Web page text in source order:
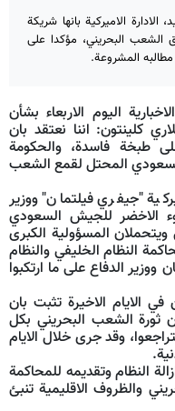
الاميركية بانها شريكة
الشعب البحريني، مؤكدا على
المشروعة.
اليوم الاربعاء بشأن
كلينتون: اننا نعتقد بان
طبخة فاسدة، والحكومة
المحتل لقمع الشعب
"جيفري فيلتمان" ووزير
الاخضر للجيش السعودي
المسؤولية الكبرى
النظام الخليفي والنظام
الدفاع على ما ارتكبوا
الايام الاخيرة تثبت بان
ثورة الشعب البحريني بكل
وقد جرى خلال الايام
النظام وتقديمه للمحاكمة
والظروف الاقليمية تنبئ